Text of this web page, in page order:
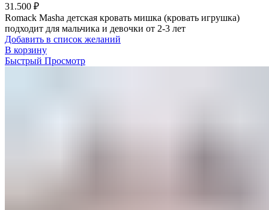
31.500 ₽
Romack Masha детская кровать мишка (кровать игрушка)
подходит для мальчика и девочки от 2-3 лет
Добавить в список желаний
В корзину
Быстрый Просмотр